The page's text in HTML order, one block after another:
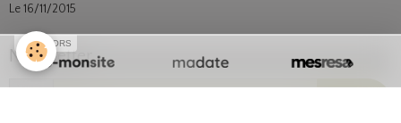
Le 16/11/2015
Newsletter
SPONSORS